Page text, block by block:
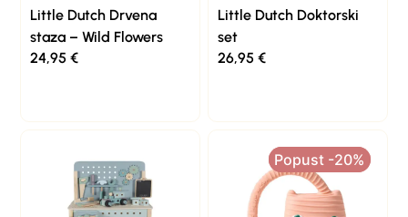
Little Dutch Drvena
staza – Wild Flowers
24,95€
Little Dutch Doktorski
set
26,95 €
Popust -20%
Popust -20%